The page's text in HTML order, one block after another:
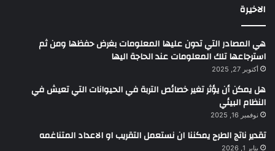
الاخيرة
هي المصادر التي تدون عليها المعلومات بغرض حفظها ومن ثم
استرجاعها تلك المعلومات عند الحاجة اليها
أكتوبر 27, 2025
هل يمكن أن يؤثر تغير خصائص التربة في الحيوانات التي تعيش في
النظام البيئي
نوفمبر 16, 2025
تقدير ناتج الطرح يمكننا ان نستعمل التقريب او الاعداد المتناغمه
يناير 1, 2026